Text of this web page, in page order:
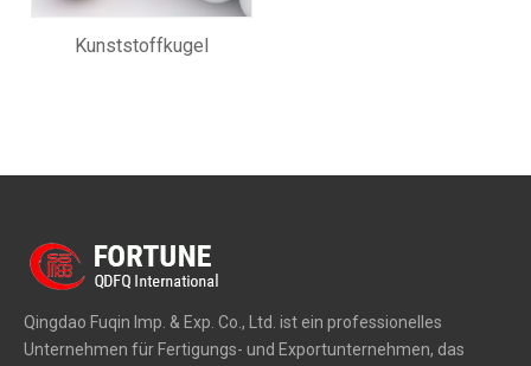
Kunststoffkugel
Qingdao Fuqin Imp. & Exp. Co., Ltd. ist ein professionelles
Unternehmen für Fertigungs- und Exportunternehmen, das